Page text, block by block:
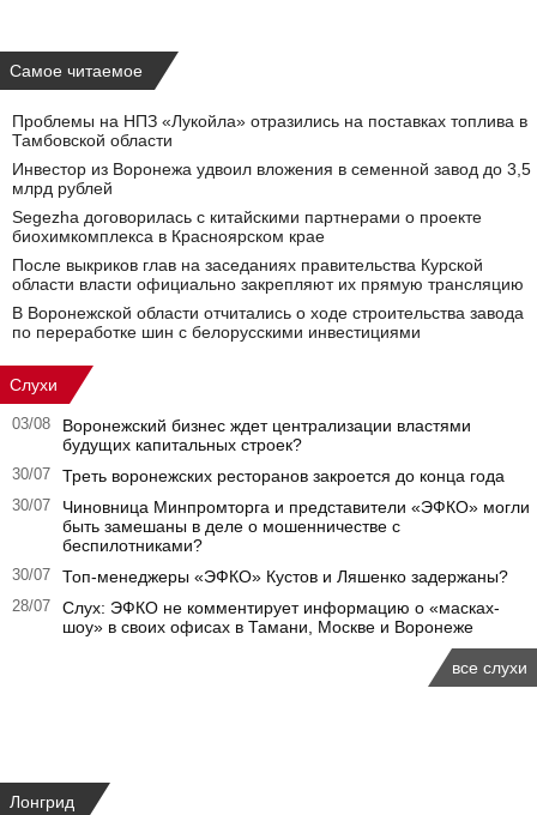
Самое читаемое
Проблемы на НПЗ «Лукойла» отразились на поставках топлива в
Тамбовской области
Инвестор из Воронежа удвоил вложения в семенной завод до 3,5
млрд рублей
Segezha договорилась с китайскими партнерами о проекте
биохимкомплекса в Красноярском крае
После выкриков глав на заседаниях правительства Курской
области власти официально закрепляют их прямую трансляцию
В Воронежской области отчитались о ходе строительства завода
по переработке шин с белорусскими инвестициями
Слухи
03/08
Воронежский бизнес ждет централизации властями
будущих капитальных строек?
30/07 Треть воронежских ресторанов закроется до конца года
30/07
Чиновница Минпромторга и представители «ЭФКО» могли
быть замешаны в деле о мошенничестве с
беспилотниками?
30/07 Топ-менеджеры «ЭФКО» Кустов и Ляшенко задержаны?
28/07
Слух: ЭФКО не комментирует информацию о «масках-
шоу» в своих офисах в Тамани, Москве и Воронеже
все слухи
Лонгрид